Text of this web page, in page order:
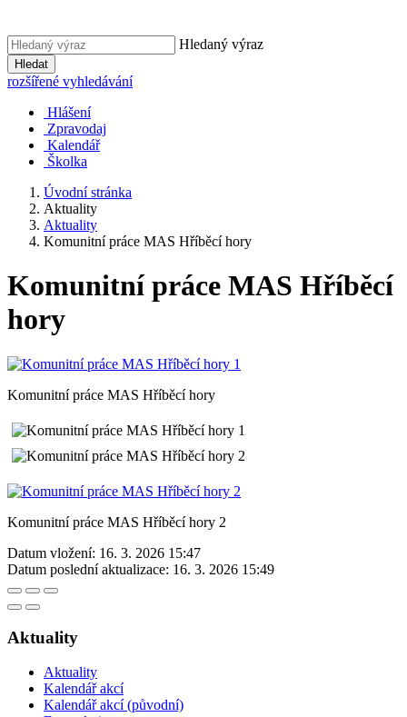
Hledaný výraz
Hledat
rozšířené vyhledávání
Hlášení
Zpravodaj
Kalendář
Školka
Úvodní stránka
Aktuality
Aktuality
Komunitní práce MAS Hříběcí hory
Komunitní práce MAS Hříběcí
hory
Komunitní práce MAS Hříběcí hory
Komunitní práce MAS Hříběcí hory 2
Datum vložení: 16. 3. 2026 15:47
Datum poslední aktualizace: 16. 3. 2026 15:49
Aktuality
Aktuality
Kalendář akcí
Kalendář akcí (původní)